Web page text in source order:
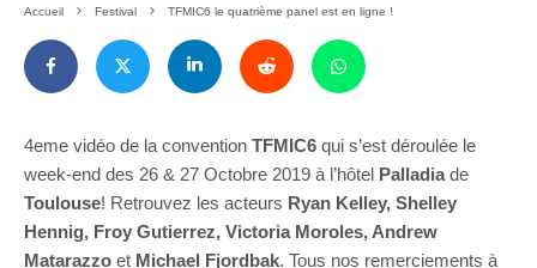
Accueil Festival TFMIC6 le quatrième panel est en ligne !
4eme vidéo de la convention TFMIC6 qui s’est déroulée le
week-end des 26 & 27 Octobre 2019 à l’hôtel Palladiade
Toulouse! Retrouvez les acteurs Ryan Kelley, Shelley
Hennig, Froy Gutierrez, Victoria Moroles, Andrew
Matarazzo et Michael Fjordbak. Tous nos remerciements à